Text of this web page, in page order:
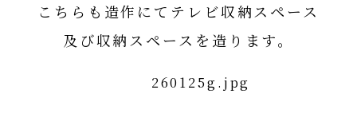
こちらも造作にてテレビ収納スペース
及び収納スペースを造ります。